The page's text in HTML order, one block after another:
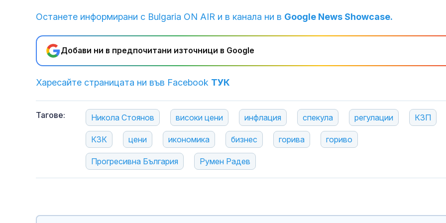
Останете информирани с Bulgaria ON AIR и в канала ни в Google News Showcase.
Добави ни в предпочитани източници в Google
Харесайте страницата ни във Facebook ТУК
Тагове: Никола Стоянов високи цени инфлация спекула регулации КЗП
КЗК цени икономика бизнес горива гориво
Прогресивна България Румен Радев